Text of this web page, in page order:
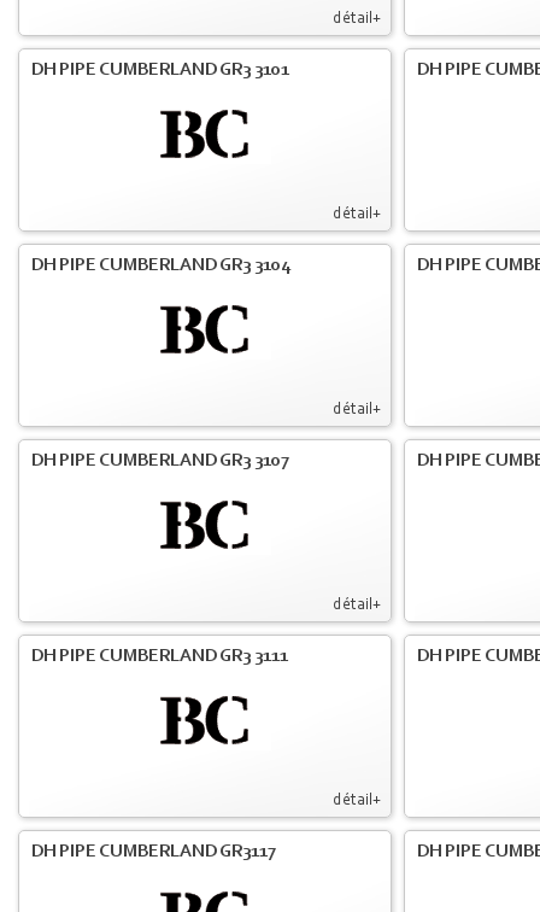
détail+
détail+
DH PIPE CUMBERLAND GR3 3101 DH PIPE
détail+
DH PIPE CUMBERLAND GR3 3104 DH PIPE
détail+
DH PIPE CUMBERLAND GR3 3107 DH PIPE
détail+
DH PIPE CUMBERLAND GR3 3111 DH PIPE
DH PIPE CUMBERLAND GR3117 DH PIPE